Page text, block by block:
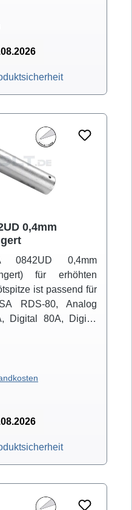
0,4mm
0842UD 0,4mm
für erhöhten
ist passend für
RDS-80, Analog
Digital 80A, Digital
MS 6000, MS